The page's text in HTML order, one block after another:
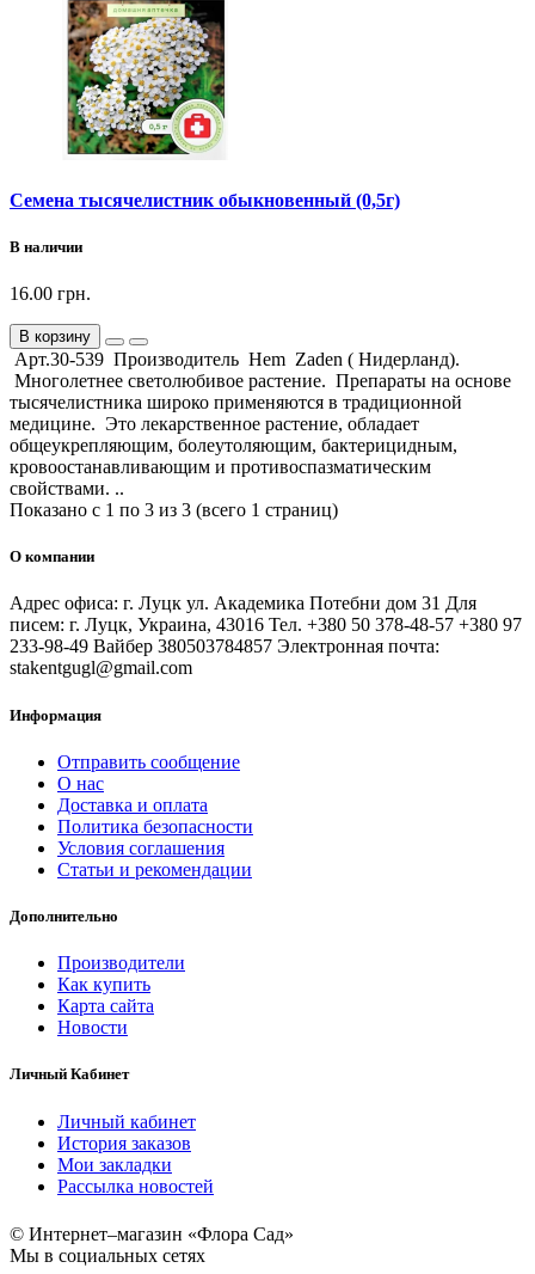
Семена тысячелистник обыкновенный (0,5г)
В наличии
16.00 грн.
В корзину
Арт.30-539 Производитель Hem Zaden ( Нидерланд).
Многолетнее светолюбивое растение. Препараты на основе
тысячелистника широко применяются в традиционной
медицине. Это лекарственное растение, обладает
общеукрепляющим, болеутоляющим, бактерицидным,
кровоостанавливающим и противоспазматическим
свойствами. ..
Показано с 1 по 3 из 3 (всего 1 страниц)
О компании
Адрес офиса: г. Луцк ул. Академика Потебни дом 31 Для
писем: г. Луцк, Украина, 43016 Тел. +380 50 378-48-57 +380 97
233-98-49 Вайбер 380503784857 Электронная почта:
stakentgugl@gmail.com
Информация
Отправить сообщение
О нас
Доставка и оплата
Политика безопасности
Условия соглашения
Статьи и рекомендации
Дополнительно
Производители
Как купить
Карта сайта
Новости
Личный Кабинет
Личный кабинет
История заказов
Мои закладки
Рассылка новостей
© Интернет–магазин «Флора Сад»
Мы в социальных сетях